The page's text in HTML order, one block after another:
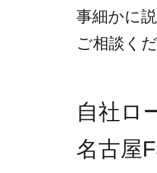
事細かに
ご相談くだ
自社ロ
名古屋